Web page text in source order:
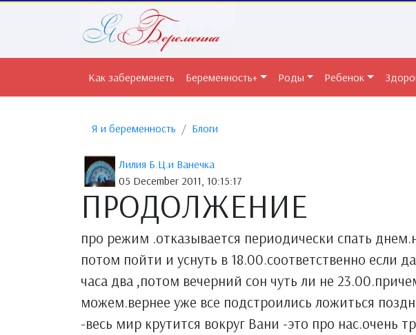
Как забеременеть Беременность+ Роды Ребенок
Я и беременность Блоги
Лилия Б.Ц.и Ванечка
05 December 2011, 10:15:17
ПРОДОЛЖЕНИЕ
про режим .отказывается периодически спать
потом пойти и уснуть в 18.00.соответственно если
часа два ,потом вечерний сон чуть ли не
можем.вернее уже все подстроились ложиться
-весь мир крутится вокруг Вани -это про нас.очень